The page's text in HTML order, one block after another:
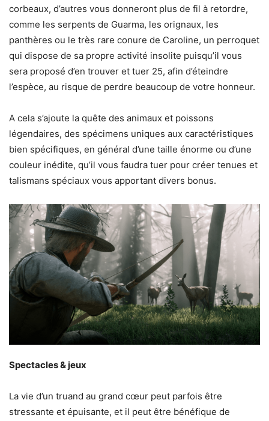
corbeaux, d’autres vous donneront plus de fil à retordre,
comme les serpents de Guarma, les orignaux, les
panthères ou le très rare conure de Caroline, un perroquet
qui dispose de sa propre activité insolite puisqu’il vous
sera proposé d’en trouver et tuer 25, afin d’éteindre
l’espèce, au risque de perdre beaucoup de votre honneur.
A cela s’ajoute la quête des animaux et poissons
légendaires, des spécimens uniques aux caractéristiques
bien spécifiques, en général d’une taille énorme ou d’une
couleur inédite, qu’il vous faudra tuer pour créer tenues et
talismans spéciaux vous apportant divers bonus.
Spectacles & jeux
La vie d’un truand au grand cœur peut parfois être
stressante et épuisante, et il peut être bénéfique de